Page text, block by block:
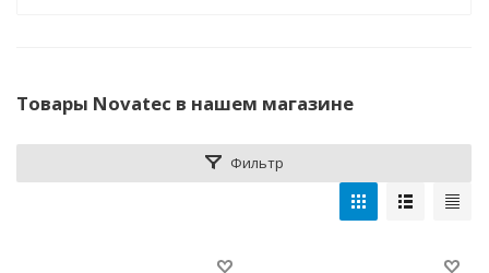
Товары Novatec в нашем магазине
Фильтр